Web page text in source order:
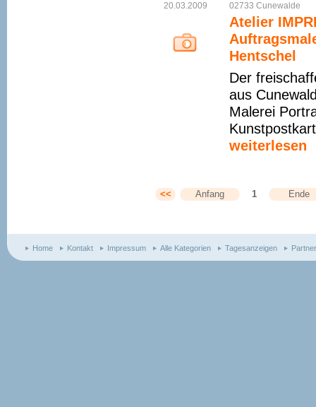
20.03.2009 02733 Cunewalde
Atelier
Hentschel
Der
aus
Malerei
weiterlesen
<< Anfang 1 Ende
Home Kontakt Impressum Alle Kategorien Tagesanzeigen Partner